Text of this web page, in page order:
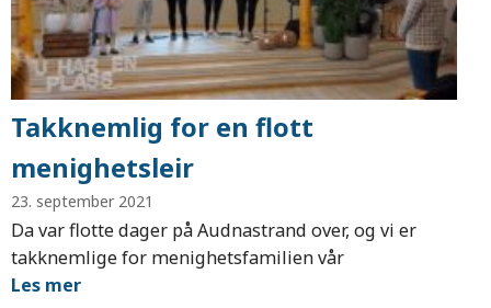
Takknemlig for en flott
menighetsleir
23. september 2021
Da var flotte dager på Audnastrand over, og vi er
takknemlige for menighetsfamilien vår
Les mer